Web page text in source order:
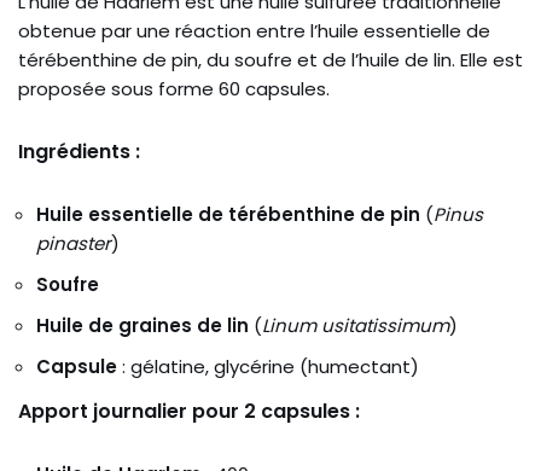
obtenue par une réaction entre l’huile essentielle de
térébenthine de pin, du soufre et de l’huile de lin. Elle est
proposée sous forme 60 capsules.
Ingrédients :
Huile essentielle de térébenthine de pin (Pinus
pinaster)
Soufre
Huile de graines de lin (Linum usitatissimum)
Capsule: gélatine, glycérine (humectant)
Apport journalier pour 2 capsules :